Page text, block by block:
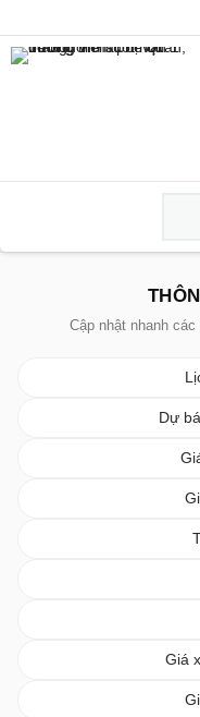
Cập nhật nhanh
Dự
Giá